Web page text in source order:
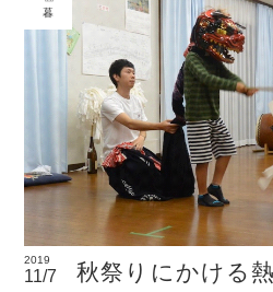
2019
11/7
秋祭りにかける
暮